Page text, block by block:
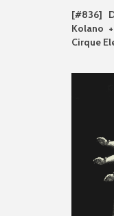
[#836]
Kolano
Cirque